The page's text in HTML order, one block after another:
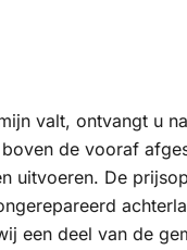
valt, ontvangt u
de vooraf
uitvoeren. De
een deel van de